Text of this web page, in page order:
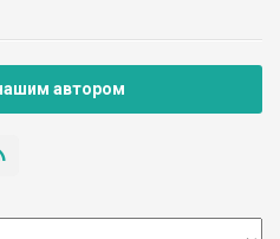
автором